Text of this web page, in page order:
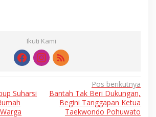
Ikuti Kami
Suharsi
Pos berikutnya
Bantah Tak Beri Dukungan,
Begini Tanggapan Ketua
Taekwondo Pohuwato